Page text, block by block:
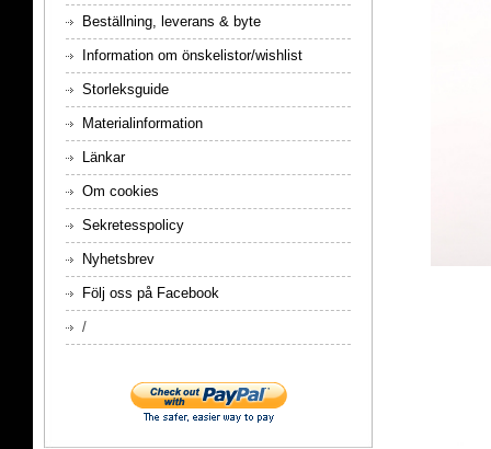
Beställning, leverans & byte
Information om önskelistor/wishlist
Storleksguide
Materialinformation
Länkar
Om cookies
Sekretesspolicy
Nyhetsbrev
Följ oss på Facebook
/